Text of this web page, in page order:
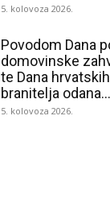
5. kolovoza 2026.
Povodom Dana
domovinske
te Dana hrvatskih
branitelja odana...
5. kolovoza 2026.